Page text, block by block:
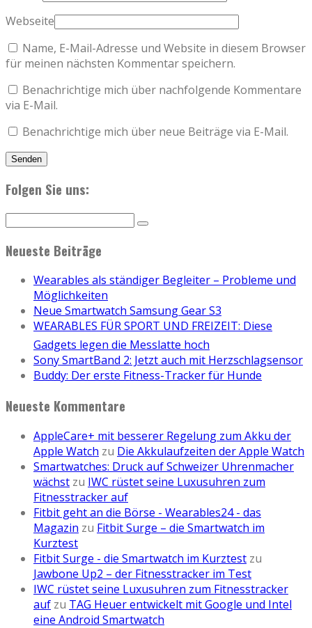
Webseite
Name, E-Mail-Adresse und Website in diesem Browser
für meinen nächsten Kommentar speichern.
Benachrichtige mich über nachfolgende Kommentare
via E-Mail.
Benachrichtige mich über neue Beiträge via E-Mail.
Folgen Sie uns:
Neueste Beiträge
Wearables als ständiger Begleiter – Probleme und
Möglichkeiten
Neue Smartwatch Samsung Gear S3
WEARABLES FÜR SPORT UND FREIZEIT: Diese
Gadgets legen die Messlatte hoch
Sony SmartBand 2: Jetzt auch mit Herzschlagsensor
Buddy: Der erste Fitness-Tracker für Hunde
Neueste Kommentare
AppleCare+ mit besserer Regelung zum Akku der
Apple Watch zu Die Akkulaufzeiten der Apple Watch
Smartwatches: Druck auf Schweizer Uhrenmacher
wächst zu IWC rüstet seine Luxusuhren zum
Fitnesstracker auf
Fitbit geht an die Börse - Wearables24 - das
Magazin zu Fitbit Surge – die Smartwatch im
Kurztest
Fitbit Surge - die Smartwatch im Kurztest zu
Jawbone Up2 – der Fitnesstracker im Test
IWC rüstet seine Luxusuhren zum Fitnesstracker
auf zu TAG Heuer entwickelt mit Google und Intel
eine Android Smartwatch